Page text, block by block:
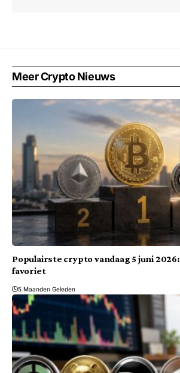
Meer Crypto Nieuws
Populairste crypto vandaag 5 juni
favoriet
5 Maanden Geleden